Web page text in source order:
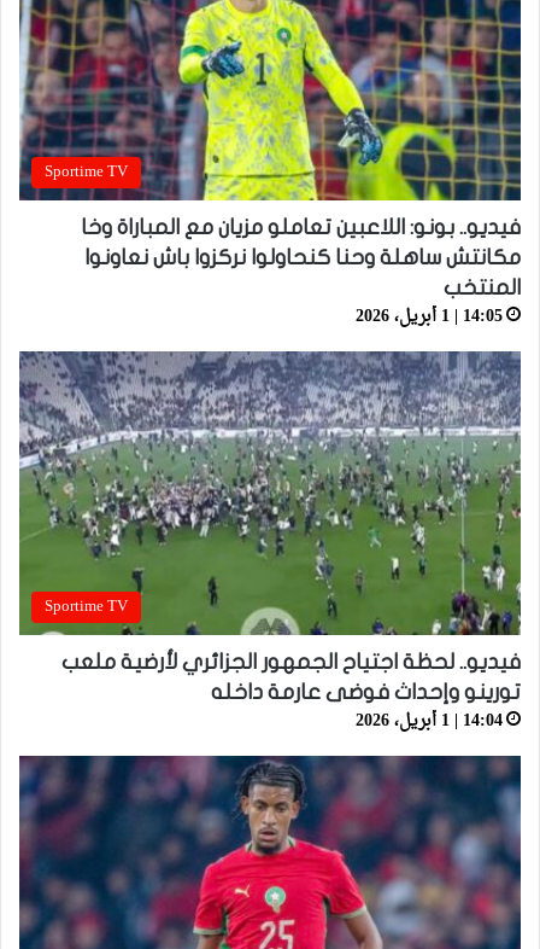
Sportime TV
فيديو.. بونو: اللاعبين تعاملو مزيان مع المباراة وخا
مكانتش ساهلة وحنا كنحاولوا نركزوا باش نعاونوا
المنتخب
14:05 | 1 أبريل، 2026
Sportime TV
فيديو.. لحظة اجتياح الجمهور الجزائري لأرضية ملعب
تورينو وإحداث فوضى عارمة داخله
14:04 | 1 أبريل، 2026